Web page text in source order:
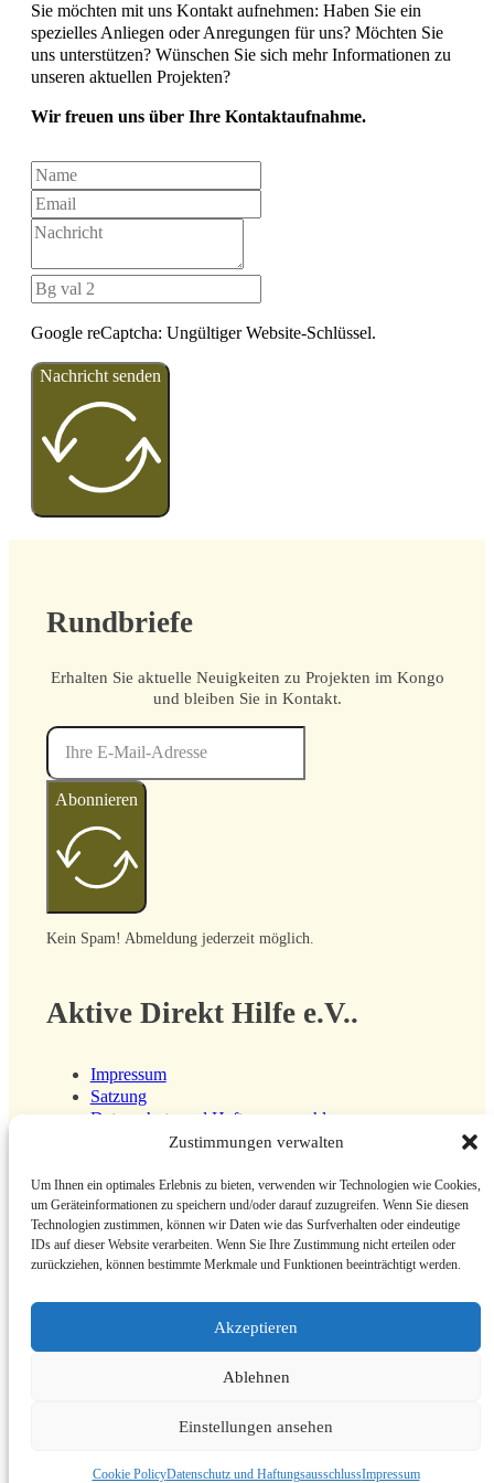
Zustimmungen verwalten
Um Ihnen ein optimales Erlebnis zu bieten, verwenden wir Technologien wie Cookies,
um Geräteinformationen zu speichern und/oder darauf zuzugreifen. Wenn Sie diesen
Technologien zustimmen, können wir Daten wie das Surfverhalten oder eindeutige
IDs auf dieser Website verarbeiten. Wenn Sie Ihre Zustimmung nicht erteilen oder
zurückziehen, können bestimmte Merkmale und Funktionen beeinträchtigt werden.
Akzeptieren
Ablehnen
Einstellungen ansehen
Cookie PolicyDatenschutz und HaftungsausschlussImpressum
Sie möchten mit uns Kontakt aufnehmen: Haben Sie ein
spezielles Anliegen oder Anregungen für uns? Möchten Sie
uns unterstützen? Wünschen Sie sich mehr Informationen zu
unseren aktuellen Projekten?
Wir freuen uns über Ihre Kontaktaufnahme.
Google reCaptcha: Ungültiger Website-Schlüssel.
Nachricht senden
Rundbriefe
Erhalten Sie aktuelle Neuigkeiten zu Projekten im Kongo
und bleiben Sie in Kontakt.
Abonnieren
Kein Spam! Abmeldung jederzeit möglich.
Aktive Direkt Hilfe e.V..
Impressum
Satzung
Datenschutz und Haftungsausschluss
Soziale Medien